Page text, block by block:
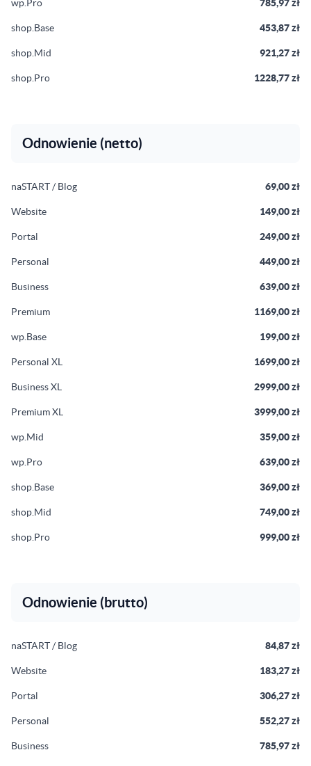
wp.Pro 785,97 zł
shop.Base 453,87 zł
shop.Mid 921,27 zł
shop.Pro 1228,77 zł
Odnowienie (netto)
naSTART / Blog 69,00 zł
Website 149,00 zł
Portal 249,00 zł
Personal 449,00 zł
Business 639,00 zł
Premium 1169,00 zł
wp.Base 199,00 zł
Personal XL 1699,00 zł
Business XL 2999,00 zł
Premium XL 3999,00 zł
wp.Mid 359,00 zł
wp.Pro 639,00 zł
shop.Base 369,00 zł
shop.Mid 749,00 zł
shop.Pro 999,00 zł
Odnowienie (brutto)
naSTART / Blog 84,87 zł
Website 183,27 zł
Portal 306,27 zł
Personal 552,27 zł
Business 785,97 zł